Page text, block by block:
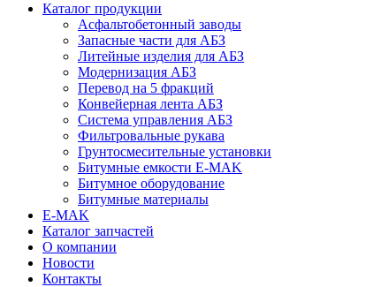
Каталог продукции
Асфальтобетонный заводы
Запасные части для АБЗ
Литейные изделия для АБЗ
Модернизация АБЗ
Перевод на 5 фракций
Конвейерная лента АБЗ
Система управления АБЗ
Фильтровальные рукава
Грунтосмесительные установки
Битумные емкости E-MAK
Битумное оборудование
Битумные материалы
E-MAK
Каталог запчастей
О компании
Новости
Контакты